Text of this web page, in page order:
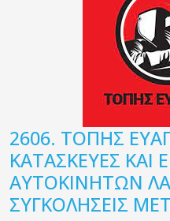
2606. ΤΟΠΗΣ
ΚΑΤΑΣΚΕΥΕΣ ΚΑΙ
ΑΥΤΟΚΙΝΗΤΩΝ
ΣΥΓΚΟΛΗΣΕΙΣ